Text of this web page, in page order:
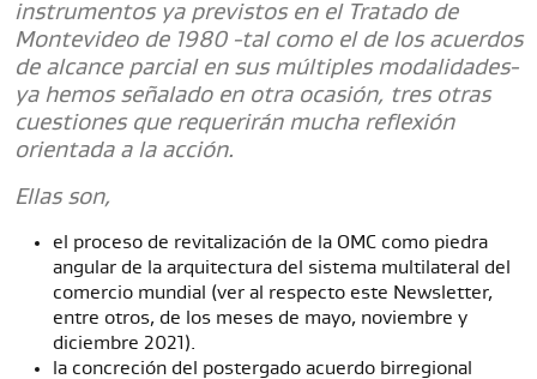
instrumentos ya previstos en el Tratado de
Montevideo de 1980 -tal como el de los acuerdos
de alcance parcial en sus múltiples modalidades-
ya hemos señalado en otra ocasión, tres otras
cuestiones que requerirán mucha reflexión
orientada a la acción.
Ellas son,
el proceso de revitalización de la OMC como piedra
angular de la arquitectura del sistema multilateral del
comercio mundial (ver al respecto este Newsletter,
entre otros, de los meses de mayo, noviembre y
diciembre 2021).
la concreción del postergado acuerdo birregional